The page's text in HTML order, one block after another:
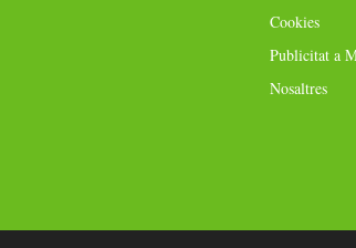
Cookies
Publicitat a
Nosaltres